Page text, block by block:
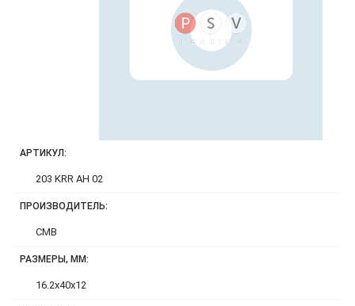
АРТИКУЛ:
203 KRR AH 02
ПРОИЗВОДИТЕЛЬ:
CMB
РАЗМЕРЫ, ММ:
16.2x40x12